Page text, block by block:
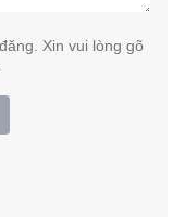
Xin vui lòng gõ